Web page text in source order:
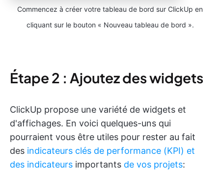
Commencez à créer votre tableau de bord sur ClickUp en
cliquant sur le bouton « Nouveau tableau de bord ».
Étape 2 : Ajoutez des widgets
ClickUp propose une variété de widgets et
d'affichages. En voici quelques-uns qui
pourraient vous être utiles pour rester au fait
des indicateurs clés de performance (KPI) et
des indicateurs importants de vos projets: